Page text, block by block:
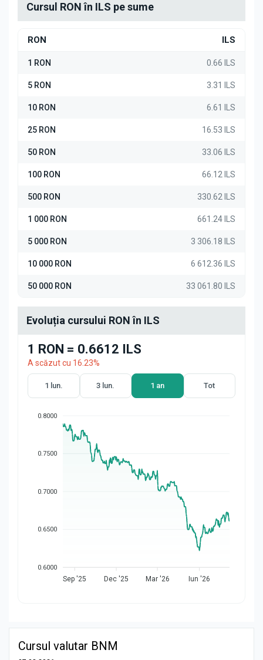
Cursul RON în ILS pe sume
RON ILS
1 RON 0.66 ILS
5 RON 3.31 ILS
10 RON 6.61 ILS
25 RON 16.53 ILS
50 RON 33.06 ILS
100 RON 66.12 ILS
500 RON 330.62 ILS
1 000 RON 661.24 ILS
5 000 RON 3 306.18 ILS
10 000 RON 6 612.36 ILS
50 000 RON 33 061.80 ILS
Evoluția cursului RON în ILS
1 RON = 0.6612 ILS
A scăzut cu 16.23%
1 lun. 3 lun. 1 an Tot
0.8000
0.7500
0.7000
0.6500
0.6000
Sep '25 Dec '25 Mar '26 Iun '26
Cursul valutar BNM